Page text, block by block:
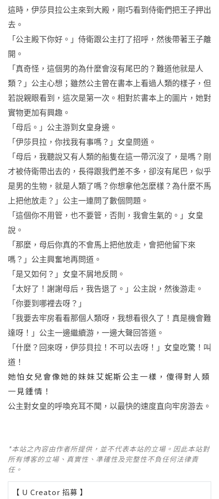
這時，伊莎貝拉公主來到大殿，剛巧看到侍衛們把王子押出
去。
「公主殿下你好。」侍衛跟公主打了招呼，然後帶著王子離
開。
「真奇怪，這個男的為什麼會沒有尾巴的？難道他就是人
類？」公主心想；雖然公主曾在書本上看過人類的樣子，但
若說親眼看到，這次是第一次。相對於書本上的圖片，她對
實物更加有興趣。
「母后。」公主游到女皇身邊。
「伊莎貝拉，你找我有事嗎？」女皇問道。
「母后，我聽說又有人類的船隻在這一帶沉沒了，是嗎？剛
才被侍衛帶出去的，長得跟我們差不多，卻沒有尾巴，似乎
是男的生物，就是人類了嗎？你想拿他怎麼樣？為什麼不馬
上把他放走？」公主一連問了數個問題。
「這個你不用管，也不要管，否則，我會生氣的。」女皇
說。
「那麼，母后你真的不會馬上把他放走，會把他留下來
嗎？」公主興奮地再問道。
「是又如何？」女皇不屑地反問。
「太好了！謝謝母后，我告退了。」公主說，然後游走。
「你要到哪裡去呀？」
「我要去牢房看看那個人類呀，我想看很久了！真是機會難
達呀！」公主一邊繼續游，一邊大聲回答道。
「什麼？回來呀，伊莎貝拉！不可以去呀！」女皇吃驚！叫
道！
她怕女兒會像她的妹妹艾妮斯公主一樣，傻得對人類
一見鍾情！
公主對女皇的呼喚充耳不聞，以最快的速度直向牢房游去。
*本站之內容由作者所提供，並不代表本站的立場。因此本站對
所有博客的立場、真實性、準確性及完整性不負任何法律責
任。
【 U Creator 招募 】